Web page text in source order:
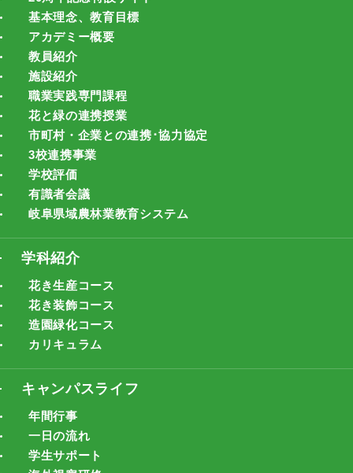
基本理念、教育目標
アカデミー概要
教員紹介
施設紹介
職業実践専門課程
花と緑の連携授業
市町村・企業との連携･協力協定
3校連携事業
学校評価
有識者会議
岐阜県域農林業教育システム
学科紹介
花き生産コース
花き装飾コース
造園緑化コース
カリキュラム
キャンパスライフ
年間行事
一日の流れ
学生サポート